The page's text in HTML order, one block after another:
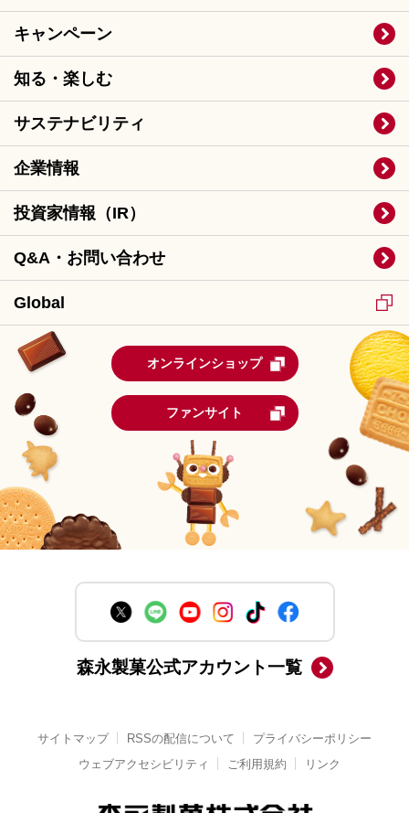
キャンペーン
知る・楽しむ
サステナビリティ
企業情報
投資家情報（IR）
Q&A・お問い合わせ
Global
オンラインショップ
ファンサイト
森永製菓公式アカウント一覧
サイトマップ RSSの配信について
プライバシーポリシー
ウェブアクセシビリティ
ご利用規約 リンク